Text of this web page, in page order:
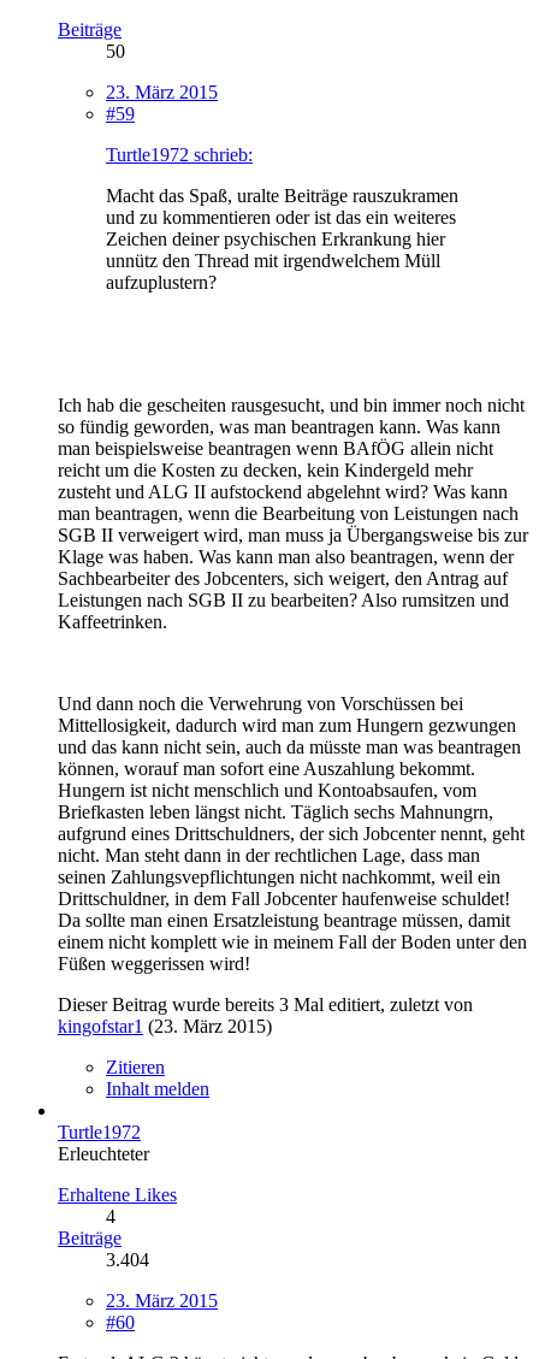
Beiträge
50
23. März 2015
#59
Turtle1972 schrieb:
Macht das Spaß, uralte Beiträge rauszukramen
und zu kommentieren oder ist das ein weiteres
Zeichen deiner psychischen Erkrankung hier
unnütz den Thread mit irgendwelchem Müll
aufzuplustern?
Ich hab die gescheiten rausgesucht, und bin immer noch nicht
so fündig geworden, was man beantragen kann. Was kann
man beispielsweise beantragen wenn BAfÖG allein nicht
reicht um die Kosten zu decken, kein Kindergeld mehr
zusteht und ALG II aufstockend abgelehnt wird? Was kann
man beantragen, wenn die Bearbeitung von Leistungen nach
SGB II verweigert wird, man muss ja Übergangsweise bis zur
Klage was haben. Was kann man also beantragen, wenn der
Sachbearbeiter des Jobcenters, sich weigert, den Antrag auf
Leistungen nach SGB II zu bearbeiten? Also rumsitzen und
Kaffeetrinken.
Und dann noch die Verwehrung von Vorschüssen bei
Mittellosigkeit, dadurch wird man zum Hungern gezwungen
und das kann nicht sein, auch da müsste man was beantragen
können, worauf man sofort eine Auszahlung bekommt.
Hungern ist nicht menschlich und Kontoabsaufen, vom
Briefkasten leben längst nicht. Täglich sechs Mahnungrn,
aufgrund eines Drittschuldners, der sich Jobcenter nennt, geht
nicht. Man steht dann in der rechtlichen Lage, dass man
seinen Zahlungsvepflichtungen nicht nachkommt, weil ein
Drittschuldner, in dem Fall Jobcenter haufenweise schuldet!
Da sollte man einen Ersatzleistung beantrage müssen, damit
einem nicht komplett wie in meinem Fall der Boden unter den
Füßen weggerissen wird!
Dieser Beitrag wurde bereits 3 Mal editiert, zuletzt von
kingofstar1 (23. März 2015)
Zitieren
Inhalt melden
Turtle1972
Erleuchteter
Erhaltene Likes
4
Beiträge
3.404
23. März 2015
#60